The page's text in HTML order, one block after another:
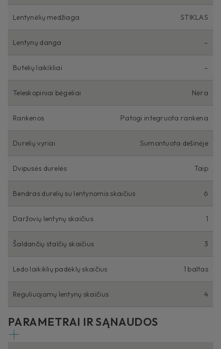
Lentynėlių medžiaga STIKLAS
Lentynų danga –
Butelių laikikliai –
Teleskopiniai bėgeliai Nėra
Rankenos Patogi integruota rankena
Durelių vyriai Sumontuota dešinėje
Dvipusės durelės Taip
Bendras durelių su lentynomis skaičius 6
Daržovių lentynų skaičius 1
Šaldančių stalčių skaičius 3
Ledo laikiklių padėklų skaičius 1 baltas
Reguliuojamų lentynų skaičius 4
PARAMETRAI IR SĄNAUDOS